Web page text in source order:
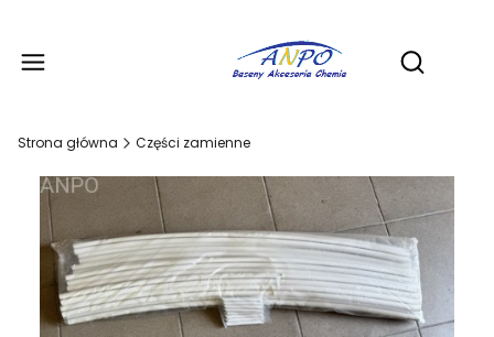
Otwórz
Strona główna Części zamienne